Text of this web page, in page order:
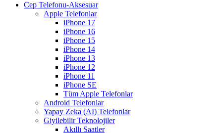
Cep Telefonu-Aksesuar
Apple Telefonlar
iPhone 17
iPhone 16
iPhone 15
iPhone 14
iPhone 13
iPhone 12
iPhone 11
iPhone SE
Tüm Apple Telefonlar
Android Telefonlar
Yapay Zeka (AI) Telefonlar
Giyilebilir Teknolojiler
Akıllı Saatler